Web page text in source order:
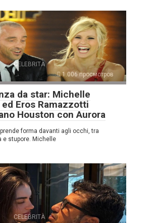
CELEBRITÀ
1.006 просмотров
da star: Michelle
Eros Ramazzotti
Houston con Aurora
forma davanti agli occhi, tra
e stupore. Michelle
CELEBRITÀ